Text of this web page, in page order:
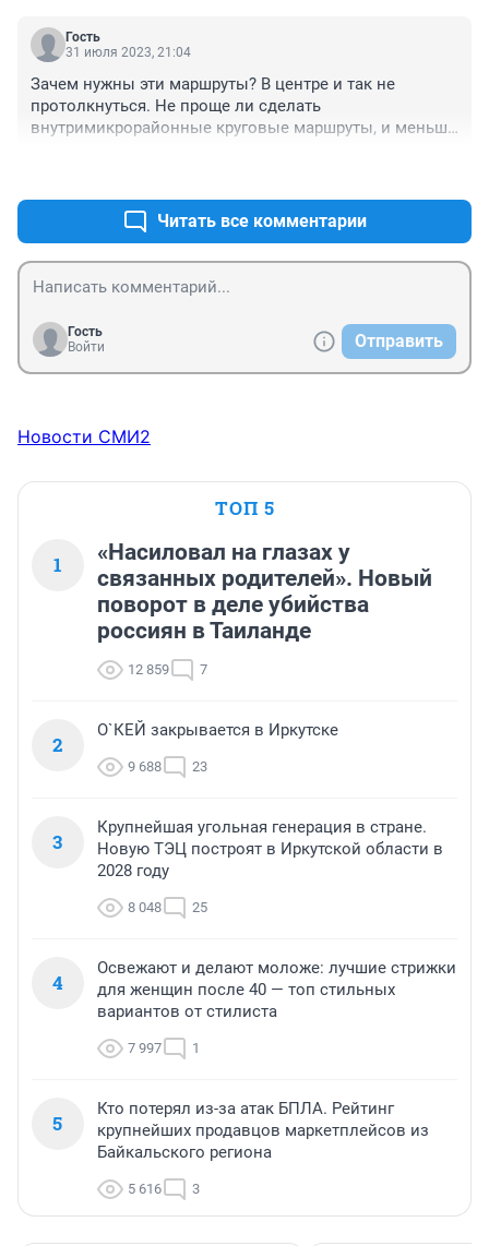
Гость
31 июля 2023, 21:04
Зачем нужны эти маршруты? В центре и так не
протолкнуться. Не проще ли сделать
внутримикрорайонные круговые маршруты, и меньше
мелких маршруток больше проблем, по основным
магистралям оставить только автобусы большой и
средней вместимости.
Читать все комментарии
Гость
Войти
Отправить
Новости СМИ2
ТОП 5
1
«Насиловал на глазах у
связанных родителей». Новый
поворот в деле убийства
россиян в Таиланде
12 859 7
2
О`КЕЙ закрывается в Иркутске
9 688 23
3
Крупнейшая угольная генерация в стране.
Новую ТЭЦ построят в Иркутской области в
2028 году
8 048 25
4
Освежают и делают моложе: лучшие стрижки
для женщин после 40 — топ стильных
вариантов от стилиста
7 997 1
5
Кто потерял из-за атак БПЛА. Рейтинг
крупнейших продавцов маркетплейсов из
Байкальского региона
5 616 3